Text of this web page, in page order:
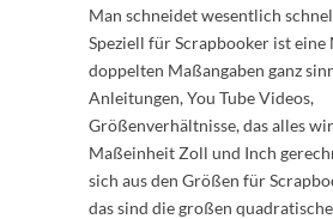
Man schneidet wesentlich
Speziell für Scrapbooker ist eine
doppelten Maßangaben ganz
Anleitungen, You Tube Videos,
Größenverhältnisse, das alles
Maßeinheit Zoll und Inch
sich aus den Größen für
das sind die großen